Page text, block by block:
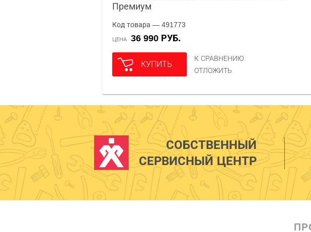
Премиум
Код товара — 491773
ЦЕНА 36 990 РУБ.
КУПИТЬ
К СРАВНЕНИЮ
ОТЛОЖИТЬ
СОБСТВЕННЫЙ
СЕРВИСНЫЙ ЦЕНТР